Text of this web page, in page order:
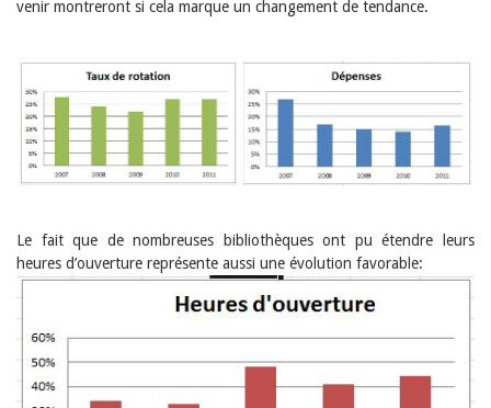
venir montreront si cela marque un changement de tendance.
Le fait que de nombreuses bibliothèques ont pu étendre leurs
heures d’ouverture représente aussi une évolution favorable: